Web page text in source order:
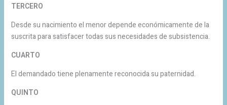
TERCERO
Desde su nacimiento el menor depende económicamente de la
suscrita para satisfacer todas sus necesidades de subsistencia.
CUARTO
El demandado tiene plenamente reconocida su paternidad.
QUINTO